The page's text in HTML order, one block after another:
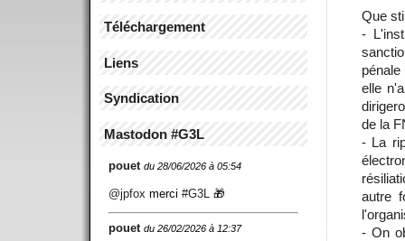
Que
-
elle
de la
- La
autre
- On
Téléchargement
Liens
Syndication
Mastodon #G3L
pouet du 28/06/2026 à 05:54
@jpfox merci #G3L 🎁
pouet du 26/02/2026 à 12:37